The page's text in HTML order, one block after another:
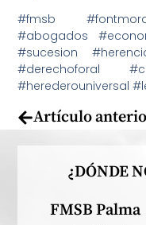
#fmsb
#abogados
#sucesion
#derechoforal
#herederouniversal
Artículo
¿DÓNDE
FMSB Palma